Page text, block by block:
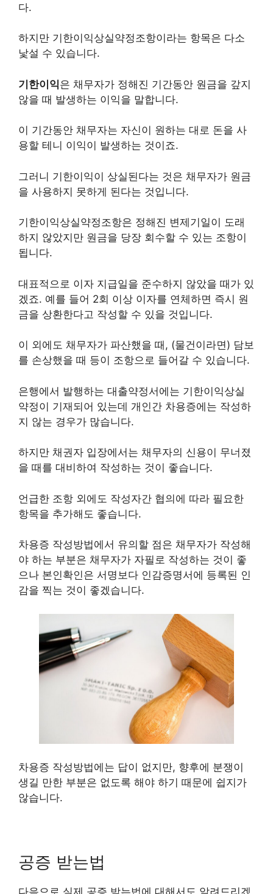
다.
하지만 기한이익상실약정조항이라는 항목은 다소
낯설 수 있습니다.
기한이익은 채무자가 정해진 기간동안 원금을 갚지
않을 때 발생하는 이익을 말합니다.
이 기간동안 채무자는 자신이 원하는 대로 돈을 사
용할 테니 이익이 발생하는 것이죠.
그러니 기한이익이 상실된다는 것은 채무자가 원금
을 사용하지 못하게 된다는 것입니다.
기한이익상실약정조항은 정해진 변제기일이 도래
하지 않았지만 원금을 당장 회수할 수 있는 조항이
됩니다.
대표적으로 이자 지급일을 준수하지 않았을 때가 있
겠죠. 예를 들어 2회 이상 이자를 연체하면 즉시 원
금을 상환한다고 작성할 수 있을 것입니다.
이 외에도 채무자가 파산했을 때, (물건이라면) 담보
를 손상했을 때 등이 조항으로 들어갈 수 있습니다.
은행에서 발행하는 대출약정서에는 기한이익상실
약정이 기재되어 있는데 개인간 차용증에는 작성하
지 않는 경우가 많습니다.
하지만 채권자 입장에서는 채무자의 신용이 무너졌
을 때를 대비하여 작성하는 것이 좋습니다.
언급한 조항 외에도 작성자간 협의에 따라 필요한
항목을 추가해도 좋습니다.
차용증 작성방법에서 유의할 점은 채무자가 작성해
야 하는 부분은 채무자가 자필로 작성하는 것이 좋
으나 본인확인은 서명보다 인감증명서에 등록된 인
감을 찍는 것이 좋겠습니다.
차용증 작성방법에는 답이 없지만, 향후에 분쟁이
생길 만한 부분은 없도록 해야 하기 때문에 쉽지가
않습니다.
공증 받는법
다음으로 실제 공증 받는법에 대해서도 알려드리겠